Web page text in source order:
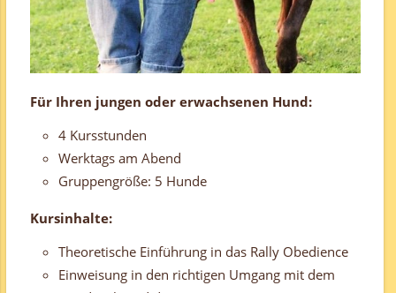
Für Ihren jungen oder erwachsenen Hund:
4 Kursstunden
Werktags am Abend
Gruppengröße: 5 Hunde
Kursinhalte:
Theoretische Einführung in das Rally Obedience
Einweisung in den richtigen Umgang mit dem